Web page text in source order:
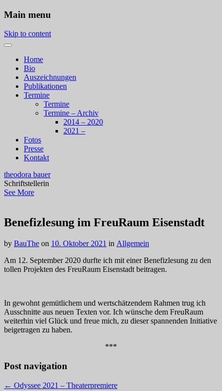
Main menu
Skip to content
Home
Bio
Auszeichnungen
Publikationen
Termine
Termine
Termine – Archiv
2014 – 2020
2021 –
Fotos
Presse
Kontakt
theodora bauer
Schriftstellerin
See More
Benefizlesung im FreuRaum Eisenstadt
by BauThe on 10. Oktober 2021 in Allgemein
Am 12. September 2020 durfte ich mit einer Benefizlesung zu den
tollen Projekten des FreuRaum Eisenstadt beitragen.
In gewohnt gemütlichem und wertschätzendem Rahmen trug ich
Ausschnitte aus neuen Texten vor. Ich wünsche dem FreuRaum
weiterhin viel Glück und freue mich, zu dieser spannenden Initiative
beigetragen zu haben.
***
Post navigation
← Odyssee 2021 – Theaterpremiere